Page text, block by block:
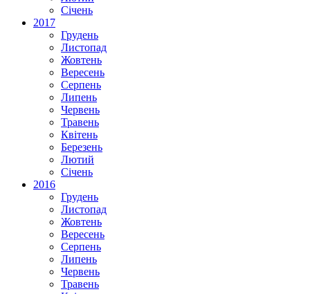
Січень
2017
Грудень
Листопад
Жовтень
Вересень
Серпень
Липень
Червень
Травень
Квітень
Березень
Лютий
Січень
2016
Грудень
Листопад
Жовтень
Вересень
Серпень
Липень
Червень
Травень